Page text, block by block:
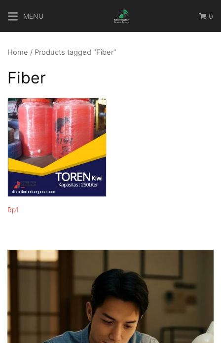
content
MENU 0
Home / Products tagged “Fiber”
Fiber
Rp1